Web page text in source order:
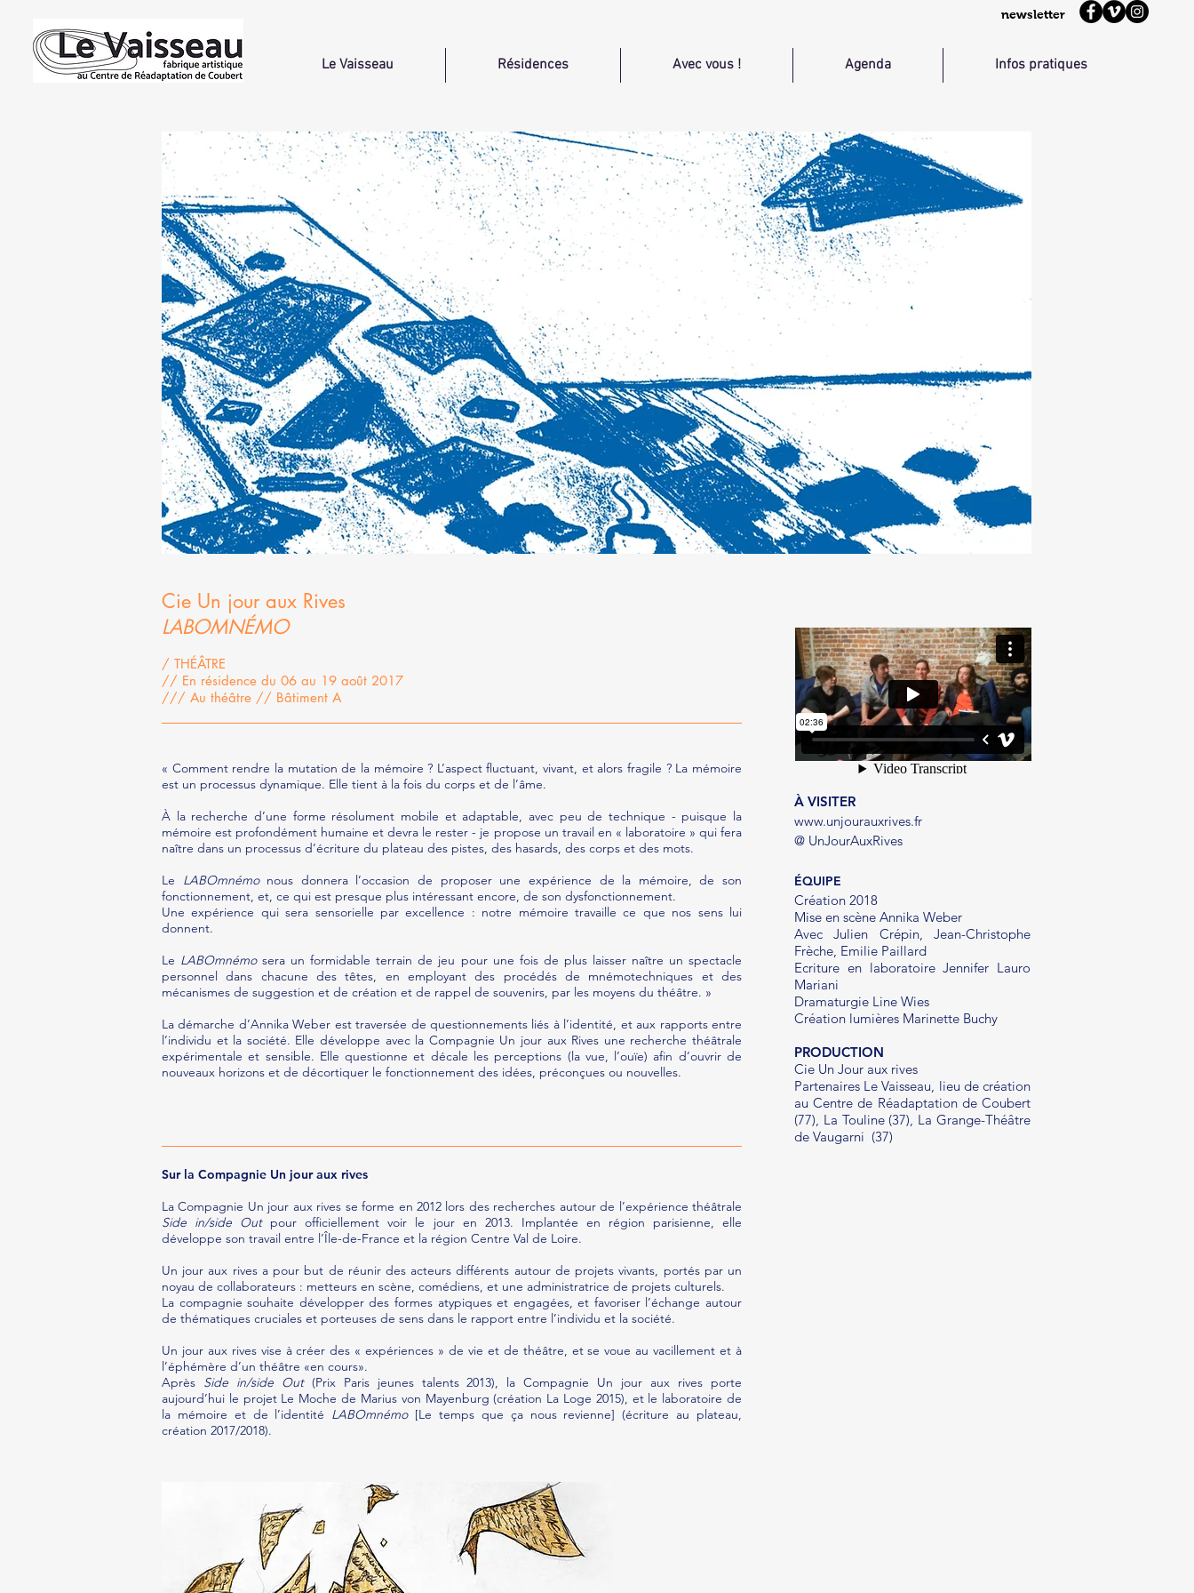
newsletter
Le Vaisseau Résidences Avec vous ! Agenda Infos pratiques
Cie Un jour aux Rives
LABOMNÉMO
/ THÉÂTRE
// En résidence du 06 au 19 août 2017
/// Au théâtre // Bâtiment A
« Comment rendre la mutation de la mémoire ? L’aspect fluctuant, vivant, et alors fragile ? La mémoire
est un processus dynamique. Elle tient à la fois du corps et de l’âme.
À la recherche d’une forme résolument mobile et adaptable, avec peu de technique - puisque la
mémoire est profondément humaine et devra le rester - je propose un travail en « laboratoire » qui fera
naître dans un processus d’écriture du plateau des pistes, des hasards, des corps et des mots.
Le LABOmnémonous donnera l’occasion de proposer une expérience de la mémoire, de son
fonctionnement, et, ce qui est presque plus intéressant encore, de son dysfonctionnement.
Une expérience qui sera sensorielle par excellence : notre mémoire travaille ce que nos sens lui
donnent.
Le LABOmnémosera un formidable terrain de jeu pour une fois de plus laisser naître un spectacle
personnel dans chacune des têtes, en employant des procédés de mnémotechniques et des
mécanismes de suggestion et de création et de rappel de souvenirs, par les moyens du théâtre. »
La démarche d’Annika Weber est traversée de questionnements liés à l’identité, et aux rapports entre
l’individu et la société. Elle développe avec la Compagnie Un jour aux Rives une recherche théâtrale
expérimentale et sensible. Elle questionne et décale les perceptions (la vue, l’ouïe) afin d’ouvrir de
nouveaux horizons et de décortiquer le fonctionnement des idées, préconçues ou nouvelles.
Sur la Compagnie Un jour aux rives
La Compagnie Un jour aux rives se forme en 2012 lors des recherches autour de l’expérience théâtrale
Side in/side Out pour officiellement voir le jour en 2013. Implantée en région parisienne, elle
développe son travail entre l’Île-de-France et la région Centre Val de Loire.
Un jour aux rives a pour but de réunir des acteurs différents autour de projets vivants, portés par un
noyau de collaborateurs : metteurs en scène, comédiens, et une administratrice de projets culturels.
La compagnie souhaite développer des formes atypiques et engagées, et favoriser l’échange autour
de thématiques cruciales et porteuses de sens dans le rapport entre l’individu et la société.
Un jour aux rives vise à créer des « expériences » de vie et de théâtre, et se voue au vacillement et à
l’éphémère d’un théâtre «en cours».
Après Side in/side Out(Prix Paris jeunes talents 2013), la Compagnie Un jour aux rives porte
aujourd’hui le projet Le Moche de Marius von Mayenburg (création La Loge 2015), et le laboratoire de
la mémoire et de l’identité LABOmnémo[Le temps que ça nous revienne] (écriture au plateau,
création 2017/2018).
À VISITER
www.unjourauxrives.fr
@ UnJourAuxRives
ÉQUIPE
Création 2018
Mise en scène Annika Weber
Avec Julien Crépin, Jean-Christophe
Frèche, Emilie Paillard
Ecriture en laboratoire Jennifer Lauro
Mariani
Dramaturgie Line Wies
Création lumières Marinette Buchy
PRODUCTION
Cie Un Jour aux rives
Partenaires Le Vaisseau, lieu de création
au Centre de Réadaptation de Coubert
(77), La Touline (37), La Grange-Théâtre
de Vaugarni (37)